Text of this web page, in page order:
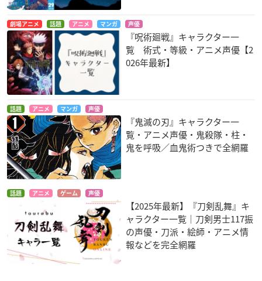
劇場アニメ 話題 アニメ マンガ 声優
『呪術廻戦』キャラクター一
覧 術式・等級・アニメ声優【2
026年最新】
話題 アニメ マンガ 声優
『鬼滅の刃』キャラクター一
覧・アニメ声優・鬼殺隊・柱・
鬼を呼吸／血鬼術つきで全網羅
話題 アニメ ゲーム 声優
【2025年最新】『刀剣乱舞』キ
ャラクター一覧｜刀剣男士117振
の声優・刀派・絵師・アニメ情
報などを完全網羅